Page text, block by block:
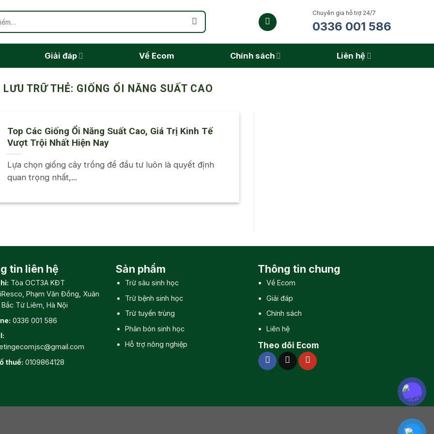
Chuyên gia hỗ trợ 24/7
0336 001 586
Giải đáp Về Ecom Chính sách Liên hệ
LƯU TRỮ THẺ: GIỐNG ỔI NĂNG SUẤT CAO
Top Các Giống Ổi Năng Suất Cao, Giá Trị Kinh Tế
Vượt Trội Nhất Hiện Nay
Lựa chọn giống cây trồng để đầu tư luôn là quyết định
quan trọng nhất,...
tin liên hệ
Tòa OCT3A KĐT
Phạm Văn Đồng, Xuân
Từ Liêm, Hà Nội
0336 001 586
thuế: 0109864128
Sản phẩm
Trừ sâu sinh học
Trừ bệnh sinh học
Trừ tuyến trùng
Phân bón sinh học
Hỗ trợ nông nghiệp
Thông tin chung
Về Ecom
Giải đáp
Chính sách
Liên hệ
Theo dõi Ecom